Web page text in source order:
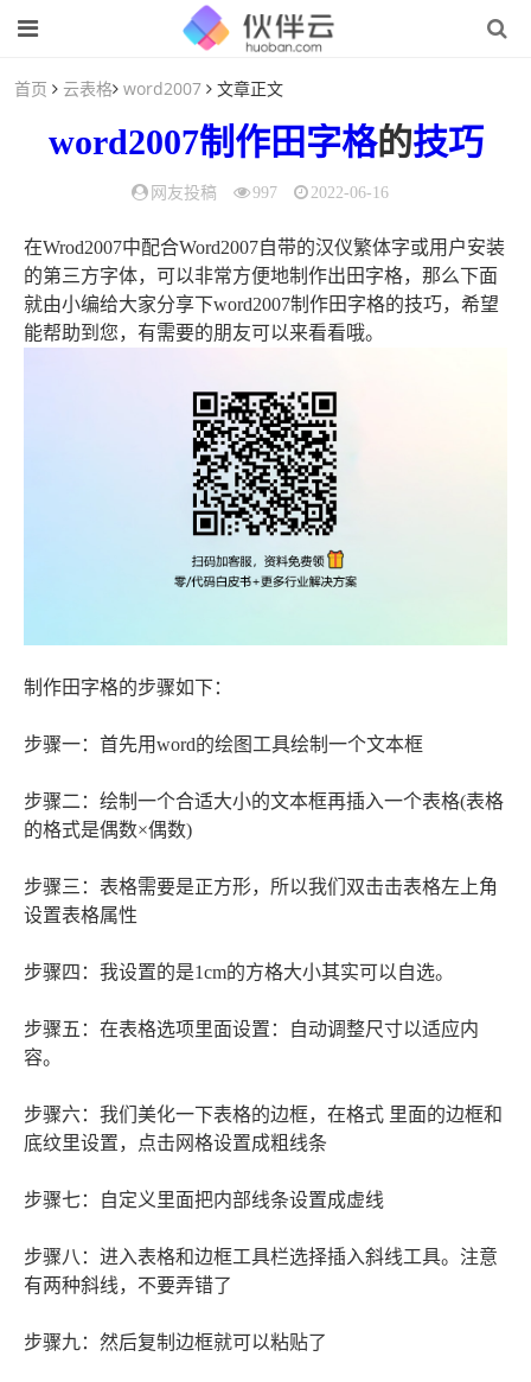
首页 云表格 word2007 文章正文
word2007制作田字格的技巧
网友投稿 997 2022-06-16
在Wrod2007中配合Word2007自带的汉仪繁体字或用户安装
的第三方字体，可以非常方便地制作出田字格，那么下面
就由小编给大家分享下word2007制作田字格的技巧，希望
能帮助到您，有需要的朋友可以来看看哦。
制作田字格的步骤如下：
步骤一：首先用word的绘图工具绘制一个文本框
步骤二：绘制一个合适大小的文本框再插入一个表格(表格
的格式是偶数×偶数)
步骤三：表格需要是正方形，所以我们双击击表格左上角
设置表格属性
步骤四：我设置的是1cm的方格大小其实可以自选。
步骤五：在表格选项里面设置：自动调整尺寸以适应内
容。
步骤六：我们美化一下表格的边框，在格式 里面的边框和
底纹里设置，点击网格设置成粗线条
步骤七：自定义里面把内部线条设置成虚线
步骤八：进入表格和边框工具栏选择插入斜线工具。注意
有两种斜线，不要弄错了
步骤九：然后复制边框就可以粘贴了